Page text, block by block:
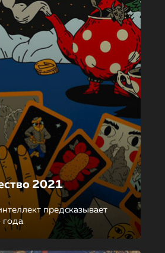
2021
предсказывает
года